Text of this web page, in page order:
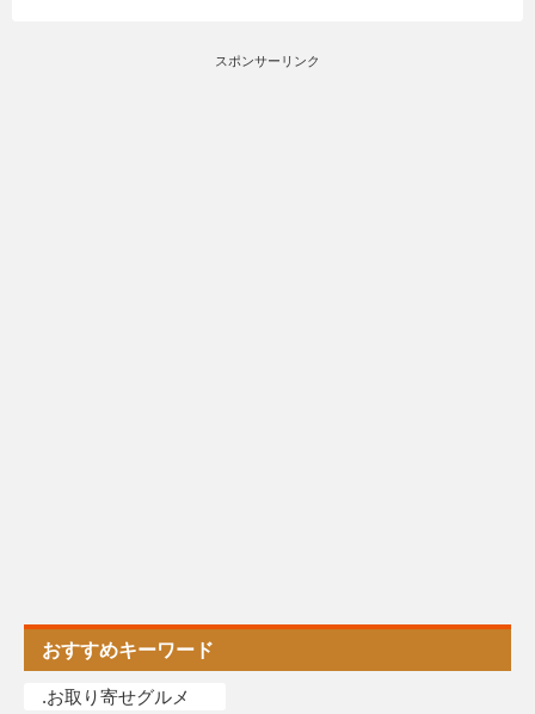
スポンサーリンク
おすすめキーワード
.お取り寄せグルメ